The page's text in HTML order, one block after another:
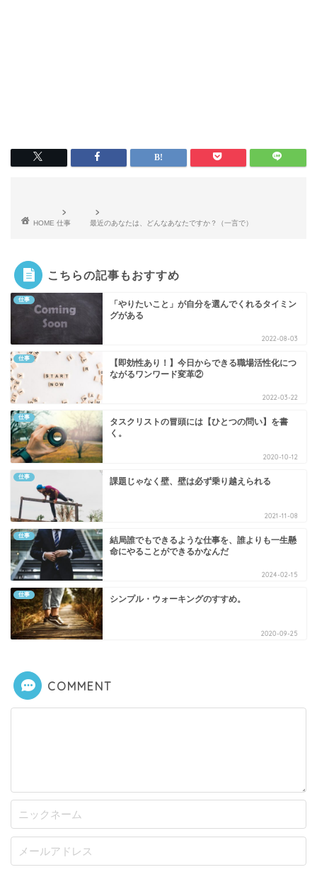
HOME 仕事 最近のあなたは、どんなあなたですか？（一言で）
こちらの記事もおすすめ
仕事
「やりたいこと」が自分を選んでくれるタイミン
グがある
2022-08-03
仕事
【即効性あり！】今日からできる職場活性化につ
ながるワンワード変革②
2022-03-22
仕事
タスクリストの冒頭には【ひとつの問い】を書
く。
2020-10-12
仕事 課題じゃなく壁、壁は必ず乗り越えられる
2021-11-08
仕事
結局誰でもできるような仕事を、誰よりも一生懸
命にやることができるかなんだ
2024-02-15
仕事 シンプル・ウォーキングのすすめ。
2020-09-25
COMMENT